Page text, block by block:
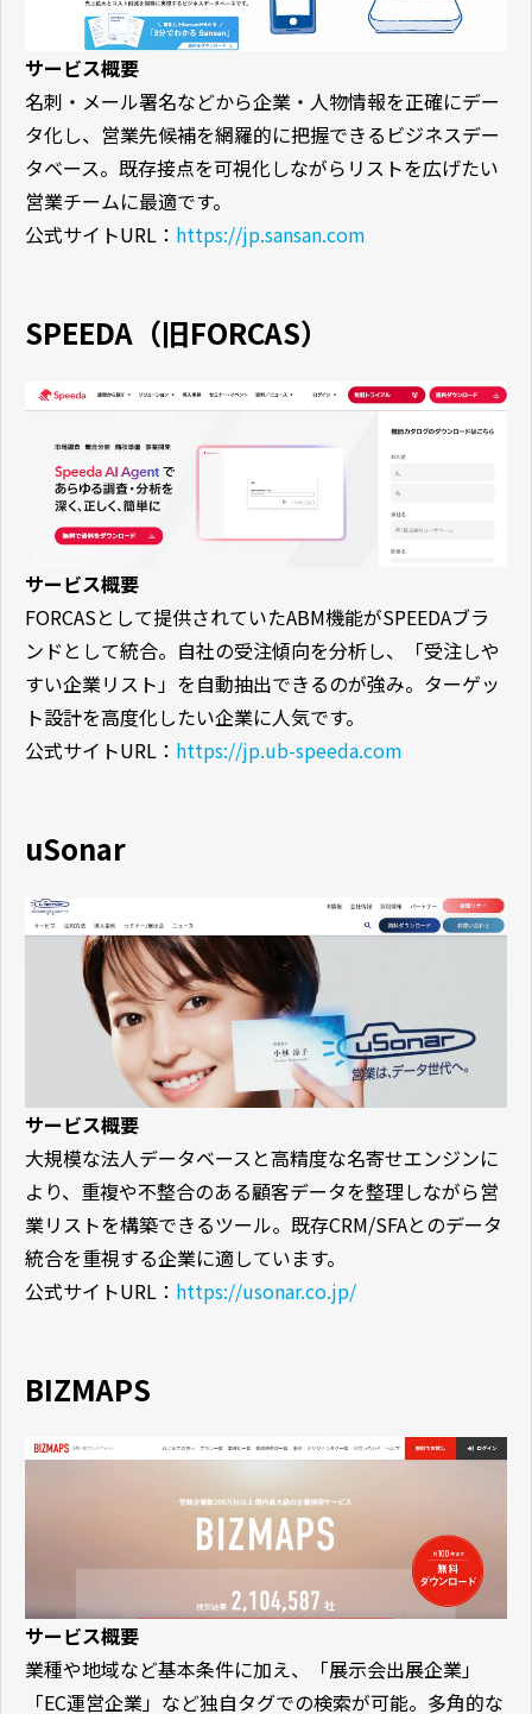
サービス概要
名刺・メール署名などから企業・人物情報を正確にデー
タ化し、営業先候補を網羅的に把握できるビジネスデー
タベース。既存接点を可視化しながらリストを広げたい
営業チームに最適です。
公式サイトURL： https://jp.sansan.com
SPEEDA（旧FORCAS）
サービス概要
FORCASとして提供されていたABM機能がSPEEDAブラ
ンドとして統合。自社の受注傾向を分析し、「受注しや
すい企業リスト」を自動抽出できるのが強み。ターゲッ
ト設計を高度化したい企業に人気です。
公式サイトURL： https://jp.ub-speeda.com
uSonar
サービス概要
大規模な法人データベースと高精度な名寄せエンジンに
より、重複や不整合のある顧客データを整理しながら営
業リストを構築できるツール。既存CRM/SFAとのデータ
統合を重視する企業に適しています。
公式サイトURL： https://usonar.co.jp/
BIZMAPS
サービス概要
業種や地域など基本条件に加え、「展示会出展企業」
「EC運営企業」など独自タグでの検索が可能。多角的な